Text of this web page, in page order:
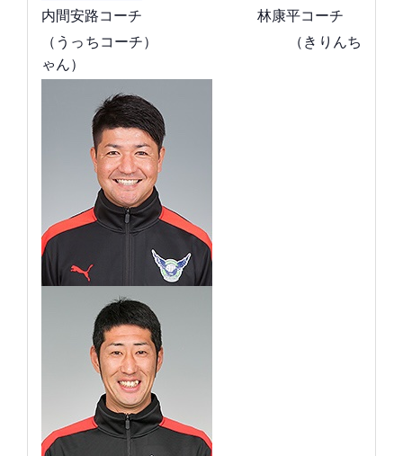
内間安路コーチ 林康平コーチ
（うっちコーチ） （きりんち
ゃん）